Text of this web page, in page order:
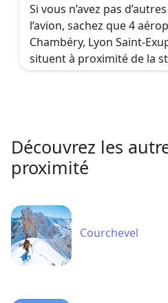
Si vous n’avez pas
l’avion, sachez que 4
Chambéry, Lyon Saint-
situent à proximité de la
Découvrez les
proximité
Courchevel